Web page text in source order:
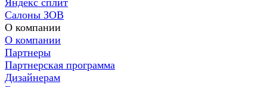
Яндекс сплит
Салоны ЗОВ
О компании
О компании
Партнеры
Партнерская программа
Дизайнерам